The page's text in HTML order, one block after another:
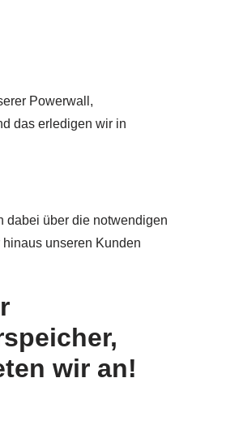
Powerwall,
das erledigen wir in
dabei über die notwendigen
unseren Kunden
wir an!